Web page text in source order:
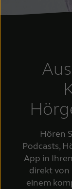
Hören
Podcasts,
App in
direkt von
einem